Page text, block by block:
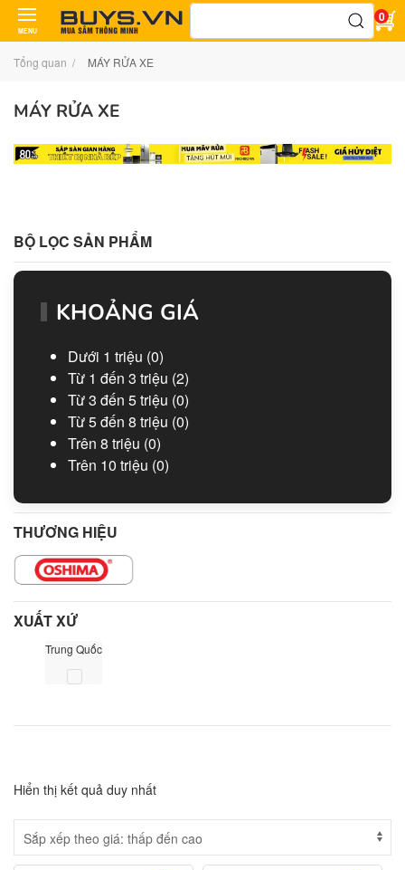
MENU
Tìm
0
Tổng quan MÁY RỬA XE
MÁY RỬA XE
BỘ LỌC SẢN PHẨM
KHOẢNG GIÁ
Dưới 1 triệu (0)
Từ 1 đến 3 triệu (2)
Từ 3 đến 5 triệu (0)
Từ 5 đến 8 triệu (0)
Trên 8 triệu (0)
Trên 10 triệu (0)
THƯƠNG HIỆU
XUẤT XỨ
Trung Quốc
Hiển thị kết quả duy nhất